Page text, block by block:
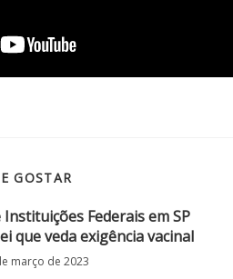
GOSTAR
Federais em SP
que veda exigência vacinal
março de 2023